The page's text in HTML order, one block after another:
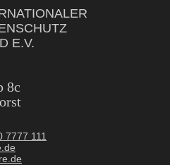
E.V.
8c
7777 111